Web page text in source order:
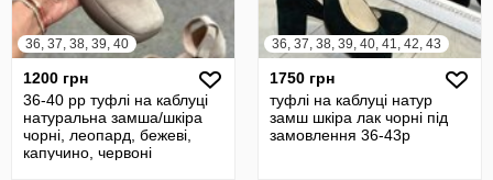
36, 37, 38, 39, 40
1200 грн
36-40 рр туфлі на каблуці
натуральна замша/шкіра
чорні, леопард, бежеві,
капучино, червоні
36, 37, 38, 39, 40, 41, 42, 43
1750 грн
туфлі на каблуці натур
замш шкіра лак чорні під
замовлення 36-43р